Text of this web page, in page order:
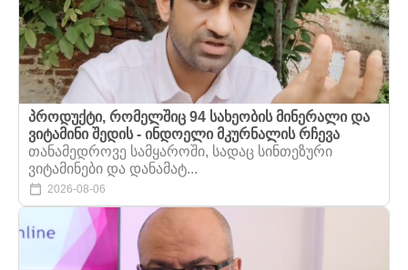
პროდუქტი, რომელშიც 94 სახეობის მინერალი და
ვიტამინი შედის - ინდოელი მკურნალის რჩევა
თანამედროვე სამყაროში, სადაც სინთეზური
ვიტამინები და დანამატ...
2026-08-06